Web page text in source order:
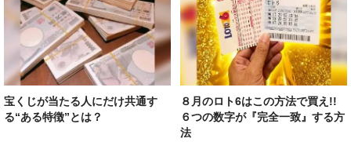
宝くじが当たる人にだけ共通す
る“ある特徴”とは？
８月のロト6はこの方法で買え!!
６つの数字が『完全一致』する方
法